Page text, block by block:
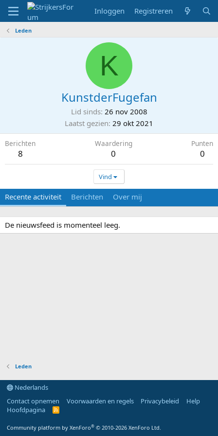
Inloggen Registreren
Leden
K
KunstderFugefan
Lid sinds 26 nov 2008
Laatst gezien 29 okt 2021
Berichten
8
Waardering
0
Punten
0
Vind
Recente activiteit Berichten Over mij
De nieuwsfeed is momenteel leeg.
Leden
Nederlands
Contact opnemen
Voorwaarden en regels Privacybeleid
Help
Hoofdpagina
R
Community platform by XenForo® © 2010-2026 XenForo Ltd.